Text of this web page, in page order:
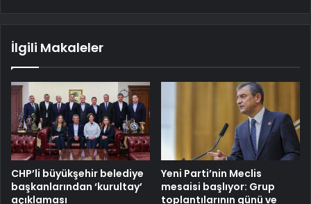
İlgili Makaleler
CHP’li büyükşehir belediye
başkanlarından ‘kurultay’
açıklaması
Yeni Parti’nin Meclis
mesaisi başlıyor: Grup
toplantılarının günü ve